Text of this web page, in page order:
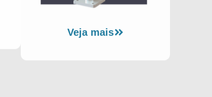
Veja mais